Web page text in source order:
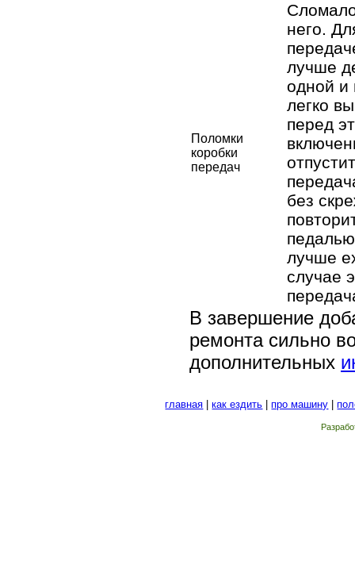
Поломки
коробки
передач
него.
лучше
одной и
легко
перед
без
лучше
случае
В завершение
ремонта сильно
дополнительных
главная |как ездить |про машину |